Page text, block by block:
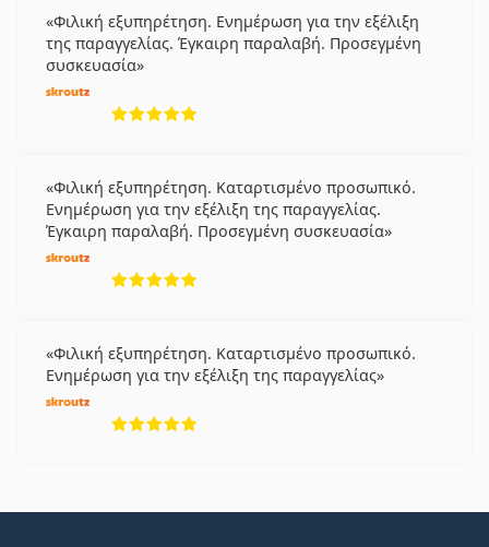
Φιλική εξυπηρέτηση. Ενημέρωση για την εξέλιξη
της παραγγελίας. Έγκαιρη παραλαβή. Προσεγμένη
συσκευασία
Φιλική εξυπηρέτηση. Καταρτισμένο προσωπικό.
Ενημέρωση για την εξέλιξη της παραγγελίας.
Έγκαιρη παραλαβή. Προσεγμένη συσκευασία
Φιλική εξυπηρέτηση. Καταρτισμένο προσωπικό.
Ενημέρωση για την εξέλιξη της παραγγελίας